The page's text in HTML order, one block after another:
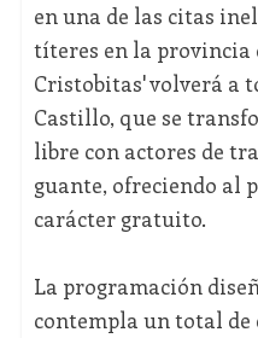
en una de las citas
títeres en la provincia
Cristobitas' volverá a
Castillo, que se
libre con actores de
guante, ofreciendo al
carácter gratuito.
La programación
contempla un total de